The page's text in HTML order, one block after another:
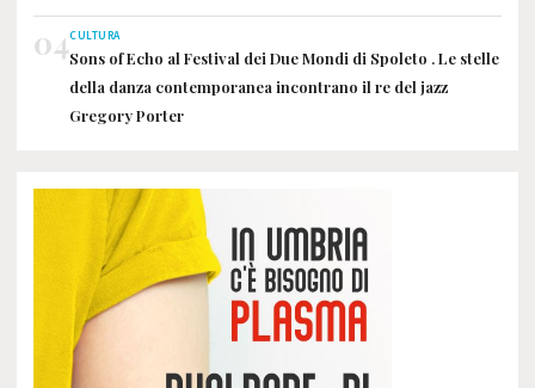
04CULTURA
Sons of Echo al Festival dei Due Mondi di Spoleto . Le stelle
della danza contemporanea incontrano il re del jazz
Gregory Porter